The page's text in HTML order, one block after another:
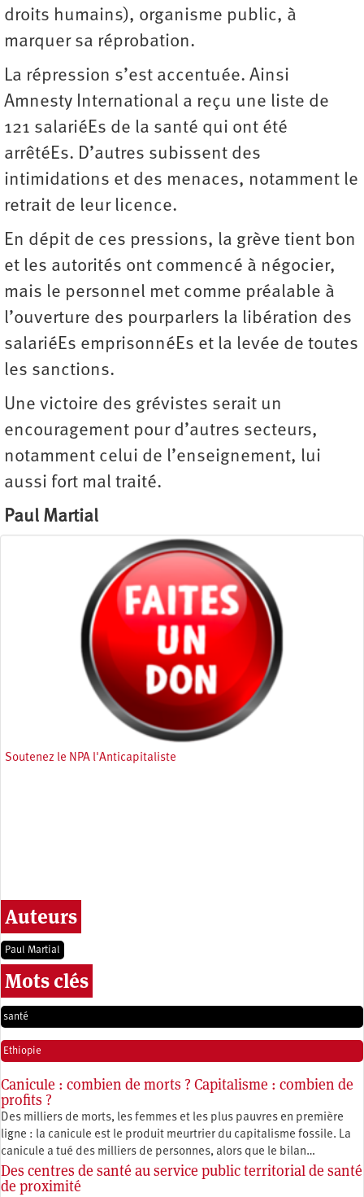
droits humains), organisme public, à
marquer sa réprobation.
La répression s’est accentuée. Ainsi
Amnesty International a reçu une liste de
121 salariéEs de la santé qui ont été
arrêtéEs. D’autres subissent des
intimidations et des menaces, notamment le
retrait de leur licence.
En dépit de ces pressions, la grève tient bon
et les autorités ont commencé à négocier,
mais le personnel met comme préalable à
l’ouverture des pourparlers la libération des
salariéEs emprisonnéEs et la levée de toutes
les sanctions.
Une victoire des grévistes serait un
encouragement pour d’autres secteurs,
notamment celui de l’enseignement, lui
aussi fort mal traité.
Paul Martial
Soutenez le NPA l'Anticapitaliste
Auteurs
Paul Martial
Mots clés
santé
Ethiopie
Canicule : combien de morts ? Capitalisme : combien de
profits ?
Des milliers de morts, les femmes et les plus pauvres en première
ligne : la canicule est le produit meurtrier du capitalisme fossile. La
canicule a tué des milliers de personnes, alors que le bilan…
Des centres de santé au service public territorial de santé
de proximité